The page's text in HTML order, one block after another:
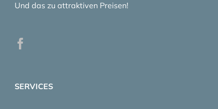
Und das zu attraktiven Preisen!
SERVICES